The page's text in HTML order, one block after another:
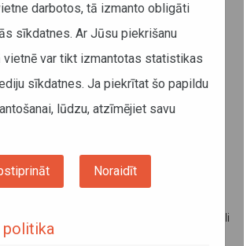
februāra izmaiņas navigācijas plombu
puspiekabes pārkabināšanas metodi
darbotos, tā izmanto obligāti
sīkdatnes. Ar Jūsu piekrišanu
vietnē var tikt izmantotas statistikas
sīkdatnes. Ja piekrītat šo papildu
lūdzu, atzīmējiet savu
Noraidīt
politika